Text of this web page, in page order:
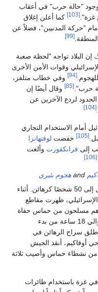
"حالة حرب" في أعقاب
غزة". [103]
كما أعلن إغلاق
"حركة المدنيين"، فضلاً عن
[99]
إن البلاد تواجه "لحظة صعبة
وقوات الأمن الأخرى
[94]
وفي خطاب متلفز،
حرب". [85]
وقال أيضًا إن
لردع الآخرين عن
[104]
أمام الاستخدام التجاري
[105] خفضت لوفتهانزا
إلى فرانكفورت وألغت
[106]
هجوم بئيري
وفي بئري، احتجز مقاتلو حماس ما يصل إلى 50 شخصًا كرهائن. أثناء
ظهرت مقاطع
مسلحون من حماس حفاة
الأقدام عبر أحد شوارع المدينة. وبعد حوالي 18 ساعة من بدء
أطلق سراح الرهائن في
أوفاكيم، أنقذ الجيش
من نشطاء حماس وأصيب ثلاثة
في غزة باستخدام طائرات